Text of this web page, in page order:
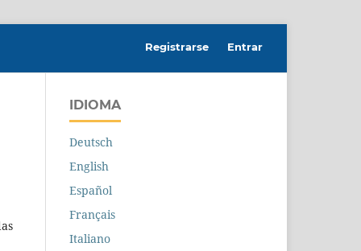
Registrarse Entrar
IDIOMA
Deutsch
English
Español
Français
Italiano